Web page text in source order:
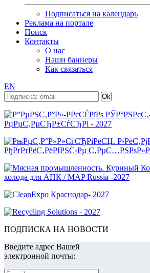
Подписаться на календарь
Реклама на портале
Поиск
Контакты
О нас
Наши баннеры
Как связаться
EN
ПОДПИСКА НА НОВОСТИ
Введите адрес Вашей
электронной почты: